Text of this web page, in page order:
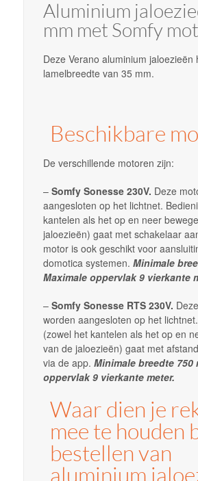
Aluminium
mm met Somfy
DezeVerano aluminium jaloezieën
lamelbreedte van 35 mm.
Beschikbare
De verschillende motoren zijn:
–Somfy Sonesse 230V. Deze
aangesloten op het lichtnet.
kantelen als het op en neer
jaloezieën) gaat met schakelaar
motor is ook geschikt voor
domotica systemen.Minimale
Maximale oppervlak 9 vierkante
–Somfy Sonesse RTS 230V.
worden aangesloten op het
(zowel het kantelen als het op en
van de jaloezieën) gaat met
via de app.Minimale breedte 750
oppervlak 9 vierkante meter.
Waar dien je
mee te houden
bestellen van
aluminium